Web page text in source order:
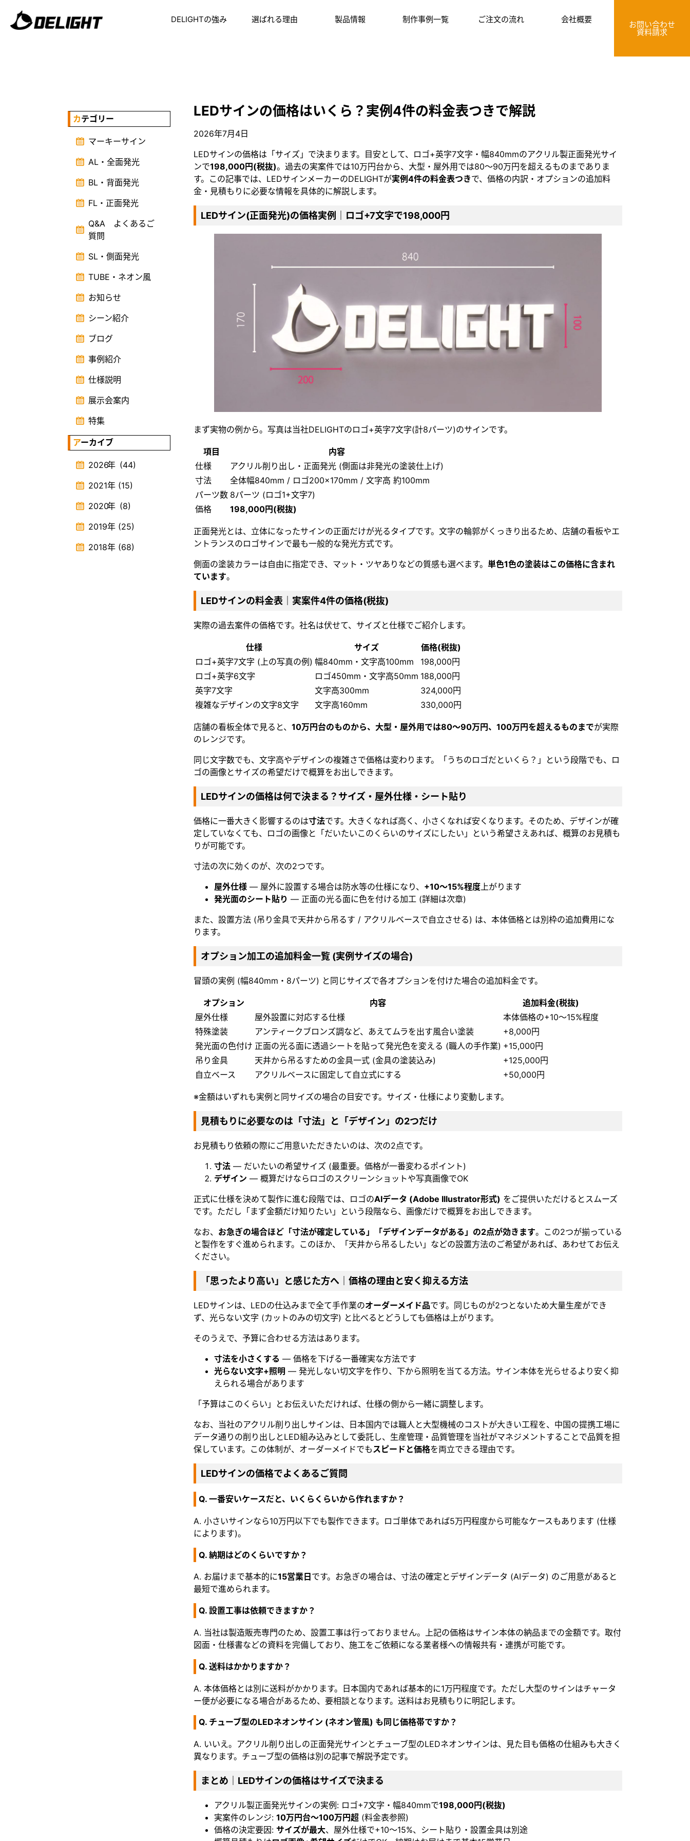
DELIGHTの強み 選ばれる理由 製品情報 制作事例一覧 ご注文の流れ 会社概要
お問い合わせ
資料請求
カテゴリー
マーキーサイン
AL・全面発光
BL・背面発光
FL・正面発光
Q&A よくあるご
質問
SL・側面発光
TUBE・ネオン風
お知らせ
シーン紹介
ブログ
事例紹介
仕様説明
展示会案内
特集
アーカイブ
2026 (44)
年
2021
(15)
年
2020
(8)
年
2019
(25)
年
2018
(68)
年
LEDサインの価格はいくら？実例4件の料金表つきで解説
2026年7月4日
LEDサインの価格は「サイズ」で決まります。目安として、ロゴ+英字7文字・幅840mmのアクリル製正面発光サイ
ンで198,000円(税抜)。過去の実案件では10万円台から、大型・屋外用では80〜90万円を超えるものまでありま
す。この記事では、LEDサインメーカーのDELIGHTが実例4件の料金表つきで、価格の内訳・オプションの追加料
金・見積もりに必要な情報を具体的に解説します。
LEDサイン(正面発光)の価格実例｜ロゴ+7文字で198,000円
まず実物の例から。写真は当社DELIGHTのロゴ+英字7文字(計8パーツ)のサインです。
項目
内容
仕様
アクリル削り出し・正面発光 (側面は非発光の塗装仕上げ)
寸法
全体幅840mm / ロゴ200×170mm / 文字高 約100mm
パーツ数 8パーツ (ロゴ1+文字7)
価格
198,000円(税抜)
正面発光とは、立体になったサインの正面だけが光るタイプです。文字の輪郭がくっきり出るため、店舗の看板やエ
ントランスのロゴサインで最も一般的な発光方式です。
側面の塗装カラーは自由に指定でき、マット・ツヤありなどの質感も選べます。 単色1色の塗装はこの価格に含まれ
ています。
LEDサインの料金表｜実案件4件の価格(税抜)
実際の過去案件の価格です。社名は伏せて、サイズと仕様でご紹介します。
仕様 サイズ
価格(税抜)
ロゴ+英字7文字 (上の写真の例) 幅840mm・文字高100mm
198,000円
ロゴ+英字6文字
ロゴ450mm・文字高50mm 188,000円
英字7文字
文字高300mm
324,000円
複雑なデザインの文字8文字
文字高160mm 330,000円
店舗の看板全体で見ると、 10万円台のものから、大型・屋外用では80〜90万円、100万円を超えるものまでが実際
のレンジです。
同じ文字数でも、文字高やデザインの複雑さで価格は変わります。「うちのロゴだといくら？」という段階でも、ロ
ゴの画像とサイズの希望だけで概算をお出しできます。
LEDサインの価格は何で決まる？サイズ・屋外仕様・シート貼り
価格に一番大きく影響するのは寸法です。大きくなれば高く、小さくなれば安くなります。そのため、デザインが確
定していなくても、ロゴの画像と「だいたいこのくらいのサイズにしたい」という希望さえあれば、概算のお見積も
りが可能です。
寸法の次に効くのが、次の2つです。
屋外仕様 — 屋外に設置する場合は防水等の仕様になり、 +10〜15%程度上がります
発光面のシート貼り — 正面の光る面に色を付ける加工 (詳細は次章)
また、設置方法 (吊り金具で天井から吊るす / アクリルベースで自立させる) は、本体価格とは別枠の追加費用にな
ります。
オプション加工の追加料金一覧 (実例サイズの場合)
冒頭の実例 (幅840mm・8パーツ) と同じサイズで各オプションを付けた場合の追加料金です。
オプション 内容
追加料金(税抜)
屋外仕様
屋外設置に対応する仕様
本体価格の+10〜15%程度
特殊塗装
アンティークブロンズ調など、あえてムラを出す風合い塗装
+8,000円
発光面の色付け 正面の光る面に透過シートを貼って発光色を変える (職人の手作業) +15,000円
吊り金具
天井から吊るすための金具一式 (金具の塗装込み)
+125,000円
自立ベース
アクリルベースに固定して自立式にする +50,000円
※金額はいずれも実例と同サイズの場合の目安です。サイズ・仕様により変動します。
見積もりに必要なのは「寸法」と「デザイン」の2つだけ
お見積もり依頼の際にご用意いただきたいのは、次の2点です。
寸法 — だいたいの希望サイズ (最重要。価格が一番変わるポイント)
デザイン — 概算だけならロゴのスクリーンショットや写真画像でOK
正式に仕様を決めて製作に進む段階では、ロゴのAIデータ (Adobe Illustrator形式) をご提供いただけるとスムーズ
です。ただし「まず金額だけ知りたい」という段階なら、画像だけで概算をお出しできます。
なお、 お急ぎの場合ほど「寸法が確定している」「デザインデータがある」の2点が効きます。この2つが揃っている
と製作をすぐ進められます。このほか、「天井から吊るしたい」などの設置方法のご希望があれば、あわせてお伝え
ください。
「思ったより高い」と感じた方へ｜価格の理由と安く抑える方法
LEDサインは、LEDの仕込みまで全て手作業のオーダーメイド品です。同じものが2つとないため大量生産ができ
ず、光らない文字 (カットのみの切文字) と比べるとどうしても価格は上がります。
そのうえで、予算に合わせる方法はあります。
寸法を小さくする — 価格を下げる一番確実な方法です
光らない文字+照明 — 発光しない切文字を作り、下から照明を当てる方法。サイン本体を光らせるより安く抑
えられる場合があります
「予算はこのくらい」とお伝えいただければ、仕様の側から一緒に調整します。
なお、当社のアクリル削り出しサインは、日本国内では職人と大型機械のコストが大きい工程を、中国の提携工場に
データ通りの削り出しとLED組み込みとして委託し、生産管理・品質管理を当社がマネジメントすることで品質を担
保しています。この体制が、オーダーメイドでもスピードと価格を両立できる理由です。
LEDサインの価格でよくあるご質問
Q. 一番安いケースだと、いくらくらいから作れますか？
A. 小さいサインなら10万円以下でも製作できます。ロゴ単体であれば5万円程度から可能なケースもあります (仕様
によります)。
Q. 納期はどのくらいですか？
A. お届けまで基本的に15営業日 です。お急ぎの場合は、寸法の確定とデザインデータ (AIデータ) のご用意があると
最短で進められます。
Q. 設置工事は依頼できますか？
A. 当社は製造販売専門のため、設置工事は行っておりません。上記の価格はサイン本体の納品までの金額です。取付
図面・仕様書などの資料を完備しており、施工をご依頼になる業者様への情報共有・連携が可能です。
Q. 送料はかかりますか？
A. 本体価格とは別に送料がかかります。日本国内であれば基本的に1万円程度です。ただし大型のサインはチャータ
ー便が必要になる場合があるため、要相談となります。送料はお見積もりに明記します。
Q. チューブ型のLEDネオンサイン (ネオン管風) も同じ価格帯ですか？
A. いいえ。アクリル削り出しの正面発光サインとチューブ型のLEDネオンサインは、見た目も価格の仕組みも大きく
異なります。チューブ型の価格は別の記事で解説予定です。
まとめ｜LEDサインの価格はサイズで決まる
アクリル製正面発光サインの実例: ロゴ+7文字・幅840mmで198,000円(税抜)
実案件のレンジ: 10万円台〜100万円超 (料金表参照)
価格の決定要因: サイズが最大、屋外仕様で+10〜15%、シート貼り・設置金具は別途